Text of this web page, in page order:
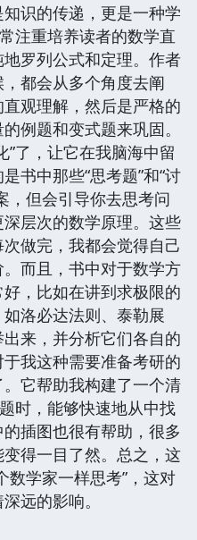
识的传递，更是一种学
注重培养读者的数学直
罗列公式和定理。作者
都会从多个角度去阐
观理解，然后是严格的
例题和变式题来巩固。
”了，让它在我脑海中留
书中那些“思考题”和“讨
，但会引导你去思考问
层次的数学原理。这些
做完，我都会觉得自己
而且，书中对于数学方
，比如在讲到求极限的
洛必达法则、泰勒展
来，并分析它们各自的
我这种需要准备考研的
它帮助我构建了一个清
时，能够快速地从中找
插图也很有帮助，很多
得一目了然。总之，这
数学家一样思考”，这对
远的影响。